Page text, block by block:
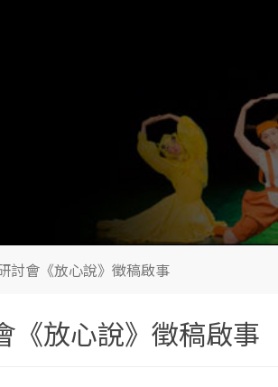
討會《放心說》徵稿啟事
《放心說》徵稿啟事